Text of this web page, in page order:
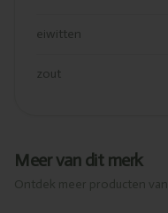
eiwitten
zout
Meer van dit merk
Ontdek meer producten van